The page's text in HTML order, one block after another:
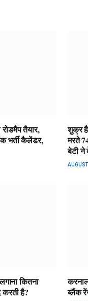
रोडमैप तैयार,
भर्ती कैलेंडर,
शुक्र है
मरते
बेटी ने
कितना
है?
ब्लैंक